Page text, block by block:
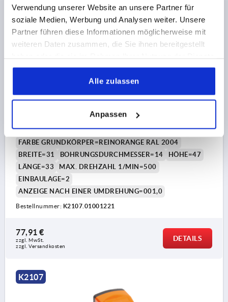
Verwendung unserer Website an unsere Partner für
soziale Medien, Werbung und Analysen weiter. Unsere
Partner führen diese Informationen möglicherweise mit
weiteren Daten zusammen, die Sie ihnen bereitgestellt
gesammelt haben.
Alle zulassen
Anpassen
POSITIONSANZEIGER DIGITAL, POLYAMID ORANGE
AU=001,0, P=1
ZÄHLRICHTUNG=2
KOMMA AN STELLE =1
FARBE GRUNDKÖRPER=REINORANGE RAL 2004
BREITE=31
BOHRUNGSDURCHMESSER=14
HÖHE=47
LÄNGE=33
MAX. DREHZAHL 1/MIN=500
EINBAULAGE=2
ANZEIGE NACH EINER UMDREHUNG=001,0
Bestellnummer: K2107.01001221
77,91 €
zzgl. MwSt.
zzgl. Versandkosten
DETAILS
K2107